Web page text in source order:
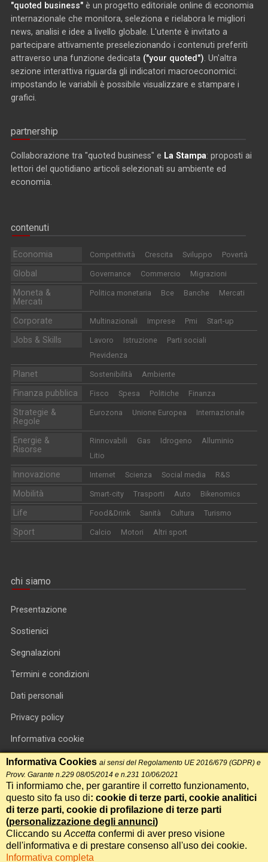
"quoted business" è un progetto editoriale online di economia
internazionale che monitora, seleziona e rielabora le migliori
news, analisi e idee a livello globale. L'utente è invitato a
partecipare attivamente preselezionando i contenuti preferiti
attraverso una funzione dedicata ("your quoted") . Un'altra
sezione interattiva riguarda gli indicatori macroeconomici:
impostando le variabili è possibile visualizzare e stampare i
grafici.
partnership
Collaborazione tra "quoted business" e La Stampa: proposti ai
lettori del quotidiano articoli selezionati su ambiente ed
economia.
contenuti
Economia Competitività Crescita Sviluppo Povertà
Global Governance Commercio Migrazioni
Moneta &
Mercati
Politica monetaria Bce Banche Mercati
Corporate Multinazionali Imprese Pmi Start-up
Jobs & Skills Lavoro Istruzione
Parti sociali
Previdenza
Planet Sostenibilità Ambiente
Finanza pubblica Fisco Spesa Politiche Finanza
Strategie &
Regole
Eurozona Unione Europea Internazionale
Energie &
Risorse
Rinnovabili Gas Idrogeno
Alluminio
Litio
Innovazione Internet Scienza Social media R&S
Mobilità Smart-city Trasporti Auto Bikenomics
Life Food&Drink Sanità Cultura Turismo
Sport Calcio Motori Altri sport
chi siamo
Presentazione
Sostienici
Segnalazioni
Termini e condizioni
Dati personali
Privacy policy
Informativa cookie
RSS feed
RSS Top News
Contatti
International Communication S.r.l. • P.IVA 14478081004 • Testata
giornalistica n.191, reg. Tribunale di Roma del 14/12/2017
Informativa Cookies ai sensi del Regolamento UE 2016/679 (GDPR) e
Provv. Garante n.229 08/05/2014 e n.231 10/06/2021
Ti informiamo che, per garantire il corretto funzionamento,
questo sito fa uso di: cookie di terze parti, cookie analitici
di terze parti, cookie di profilazione di terze parti
(personalizzazione degli annunci)
Cliccando su Accetta confermi di aver preso visione
dell'informativa e di prestare consenso all'uso dei cookie.
Informativa completa